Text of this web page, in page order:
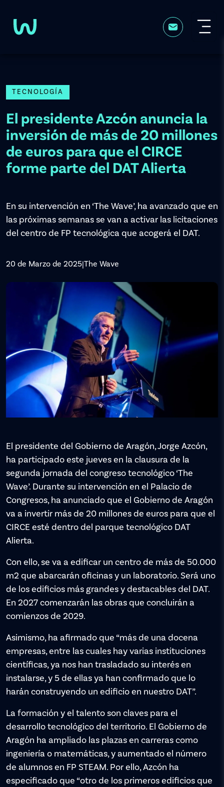
TECNOLOGÍA
El presidente Azcón anuncia la
inversión de más de 20 millones
de euros para que el CIRCE
forme parte del DAT Alierta
En su intervención en ‘The Wave’, ha avanzado que en
las próximas semanas se van a activar las licitaciones
del centro de FP tecnológica que acogerá el DAT.
20 de Marzo de 2025|The Wave
El presidente del Gobierno de Aragón, Jorge Azcón,
ha participado este jueves en la clausura de la
segunda jornada del congreso tecnológico ‘The
Wave’. Durante su intervención en el Palacio de
Congresos, ha anunciado que el Gobierno de Aragón
va a invertir más de 20 millones de euros para que el
CIRCE esté dentro del parque tecnológico DAT
Alierta.
Con ello, se va a edificar un centro de más de 50.000
m2 que abarcarán oficinas y un laboratorio. Será uno
de los edificios más grandes y destacables del DAT.
En 2027 comenzarán las obras que concluirán a
comienzos de 2029.
Asimismo, ha afirmado que “más de una docena
empresas, entre las cuales hay varias instituciones
científicas, ya nos han trasladado su interés en
instalarse, y 5 de ellas ya han confirmado que lo
harán construyendo un edificio en nuestro DAT”.
La formación y el talento son claves para el
desarrollo tecnológico del territorio. El Gobierno de
Aragón ha ampliado las plazas en carreras como
ingeniería o matemáticas, y aumentado el número
de alumnos en FP STEAM. Por ello, Azcón ha
especificado que “otro de los primeros edificios que